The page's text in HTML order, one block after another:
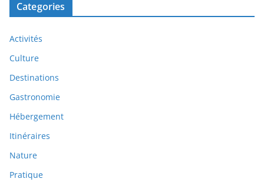
Categories
Activités
Culture
Destinations
Gastronomie
Hébergement
Itinéraires
Nature
Pratique